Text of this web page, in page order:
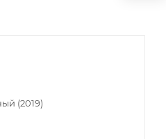
(2019)